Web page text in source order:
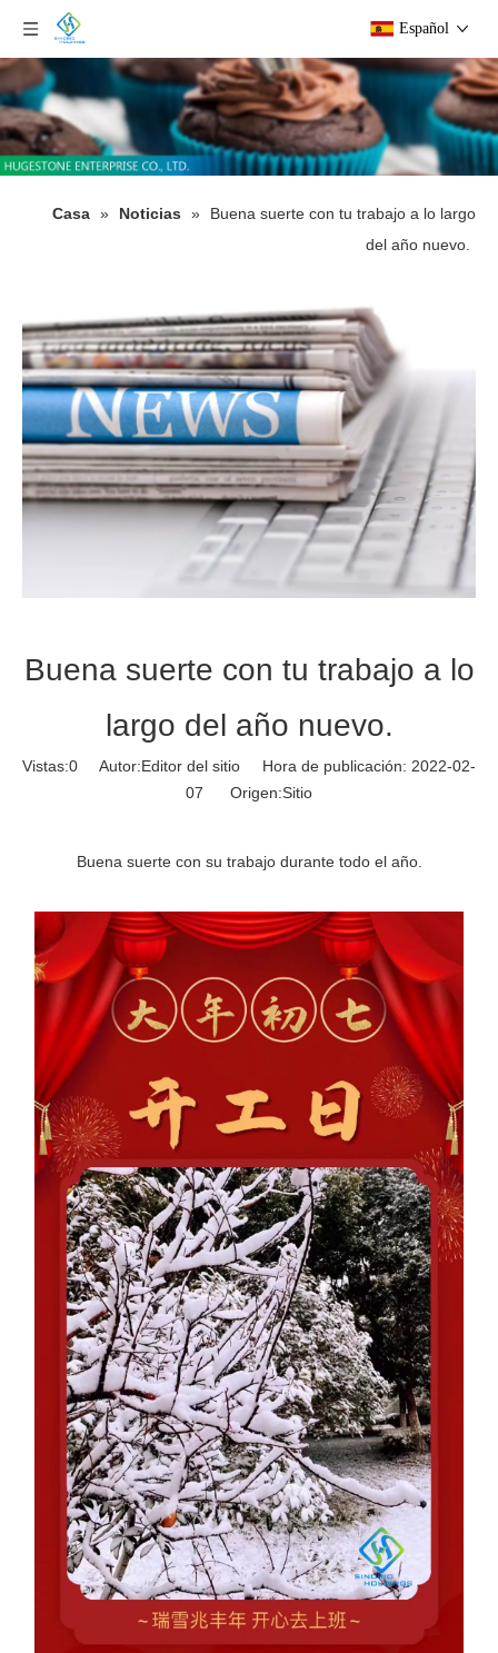
Español
Casa » Noticias »
Buena suerte con tu trabajo a lo largo
del año nuevo.
Buena suerte con tu trabajo a lo
largo del año nuevo.
Vistas:0 Autor:Editor del sitio Hora de publicación: 2022-02-
07 Origen:Sitio
Buena suerte con su trabajo durante todo el año.